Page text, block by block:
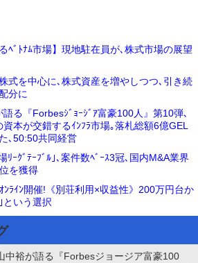
ﾍﾞﾄﾅﾑ市場】現地駐在員が､株式市場の展望
式を中心に､株式資産を増やしつつ､引き続
分に
語る『Forbesｼﾞｮｰｼﾞｱ富豪100人』第10弾､
本が交錯するｲﾝﾌﾗ市場｡落札総額6億GEL
､50:50共同経営
ﾘｰｸﾞﾃｰﾌﾞﾙ｣､案件数ﾍﾞｰｽ3冠､国内M&A業界
を獲得
ﾝﾗｲﾝ開催!《別荘利用×収益性》200万円台か
という選択
中裕が語る『Forbesジョージア富豪100